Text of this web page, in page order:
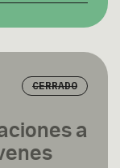
CERRADO
a